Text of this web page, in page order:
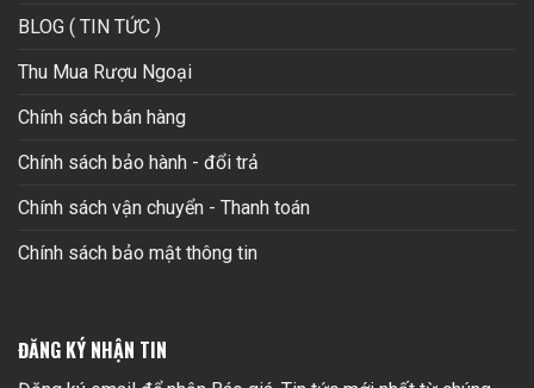
BLOG ( TIN TỨC )
Thu Mua Rượu Ngoại
Chính sách bán hàng
Chính sách bảo hành - đổi trả
Chính sách vận chuyển - Thanh toán
Chính sách bảo mật thông tin
ĐĂNG KÝ NHẬN TIN